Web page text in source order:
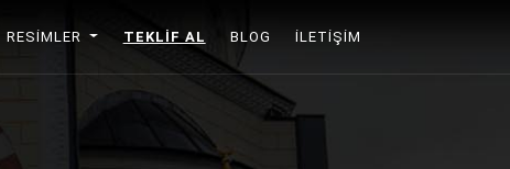
RESIMLER TEKLIF AL BLOG İLETIŞIM